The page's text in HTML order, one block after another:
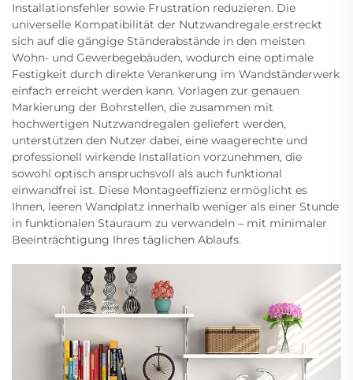
Installationsfehler sowie Frustration reduzieren. Die
universelle Kompatibilität der Nutzwandregale erstreckt
sich auf die gängige Ständerabstände in den meisten
Wohn- und Gewerbegebäuden, wodurch eine optimale
Festigkeit durch direkte Verankerung im Wandständerwerk
einfach erreicht werden kann. Vorlagen zur genauen
Markierung der Bohrstellen, die zusammen mit
hochwertigen Nutzwandregalen geliefert werden,
unterstützen den Nutzer dabei, eine waagerechte und
professionell wirkende Installation vorzunehmen, die
sowohl optisch anspruchsvoll als auch funktional
einwandfrei ist. Diese Montageeffizienz ermöglicht es
Ihnen, leeren Wandplatz innerhalb weniger als einer Stunde
in funktionalen Stauraum zu verwandeln – mit minimaler
Beeinträchtigung Ihres täglichen Ablaufs.